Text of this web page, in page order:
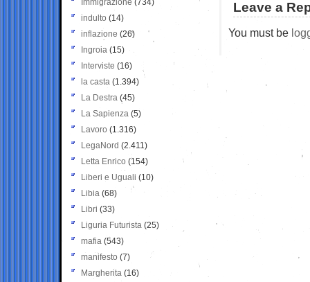
Leave a
You must be
Immigrazione (734)
indulto (14)
inflazione (26)
Ingroia (15)
Interviste (16)
la casta (1.394)
La Destra (45)
La Sapienza (5)
Lavoro (1.316)
LegaNord (2.411)
Letta Enrico (154)
Liberi e Uguali (10)
Libia (68)
Libri (33)
Liguria Futurista (25)
mafia (543)
manifesto (7)
Margherita (16)